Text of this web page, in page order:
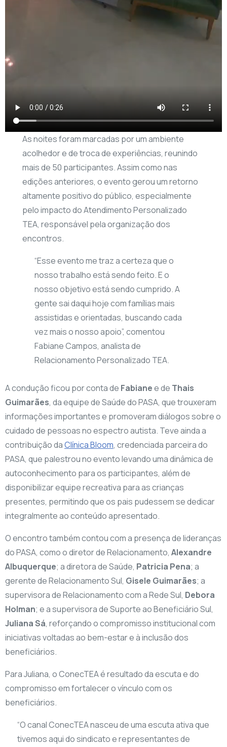
As noites foram marcadas por um ambiente
acolhedor e de troca de experiências, reunindo
mais de 50 participantes. Assim como nas
edições anteriores, o evento gerou um retorno
altamente positivo do público, especialmente
pelo impacto do Atendimento Personalizado
TEA, responsável pela organização dos
encontros.
“Esse evento me traz a certeza que o
nosso trabalho está sendo feito. E o
nosso objetivo está sendo cumprido. A
gente sai daqui hoje com famílias mais
assistidas e orientadas, buscando cada
vez mais o nosso apoio”, comentou
Fabiane Campos, analista de
Relacionamento Personalizado TEA.
A condução ficou por conta de Fabianee de Thais
Guimarães, da equipe de Saúde do PASA, que trouxeram
informações importantes e promoveram diálogos sobre o
cuidado de pessoas no espectro autista. Teve ainda a
contribuição daClínica Bloom, credenciada parceira do
PASA, que palestrou no evento levando uma dinâmica de
autoconhecimento para os participantes, além de
disponibilizar equipe recreativa para as crianças
presentes, permitindo que os pais pudessem se dedicar
integralmente ao conteúdo apresentado.
O encontro também contou com a presença de lideranças
do PASA, como o diretor de Relacionamento, Alexandre
Albuquerque; a diretora de Saúde, Patricia Pena; a
gerente de Relacionamento Sul, Gisele Guimarães; a
supervisora de Relacionamento com a Rede Sul, Debora
Holman; e a supervisora de Suporte ao Beneficiário Sul,
Juliana Sá, reforçando o compromisso institucional com
iniciativas voltadas ao bem-estar e à inclusão dos
beneficiários.
Para Juliana, o ConecTEA é resultado da escuta e do
compromisso em fortalecer o vínculo com os
beneficiários.
“O canal ConecTEA nasceu de uma escuta ativa que
tivemos aqui do sindicato e representantes de